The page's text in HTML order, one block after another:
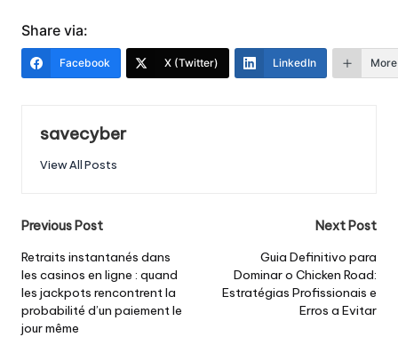
Share via:
Facebook X (Twitter) LinkedIn More
savecyber
View All Posts
Post
navigation
Previous Post
Retraits instantanés dans
les casinos en ligne : quand
les jackpots rencontrent la
probabilité d’un paiement le
jour même
Next Post
Guia Definitivo para
Dominar o Chicken Road:
Estratégias Profissionais e
Erros a Evitar